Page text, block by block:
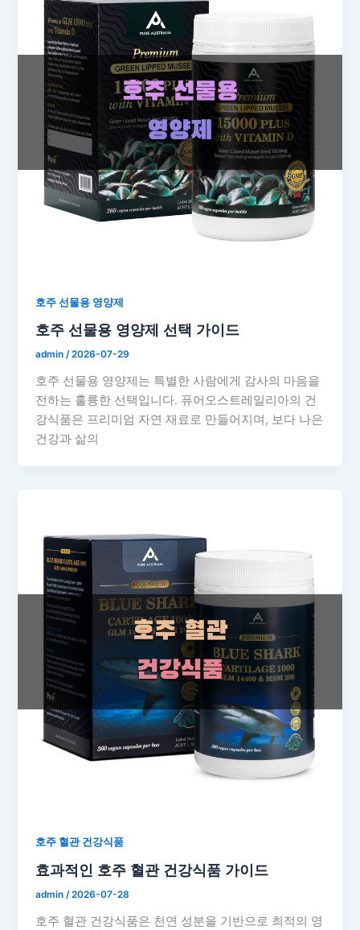
호주 선물용 영양제
호주 선물용 영양제 선택 가이드
admin/2026-07-29
호주 선물용 영양제는 특별한 사람에게 감사의 마음을
전하는 훌륭한 선택입니다. 퓨어오스트레일리아의 건
강식품은 프리미엄 자연 재료로 만들어지며, 보다 나은
건강과 삶의
호주 혈관 건강식품
효과적인 호주 혈관 건강식품 가이드
admin/2026-07-28
호주 혈관 건강식품은 천연 성분을 기반으로 최적의 영